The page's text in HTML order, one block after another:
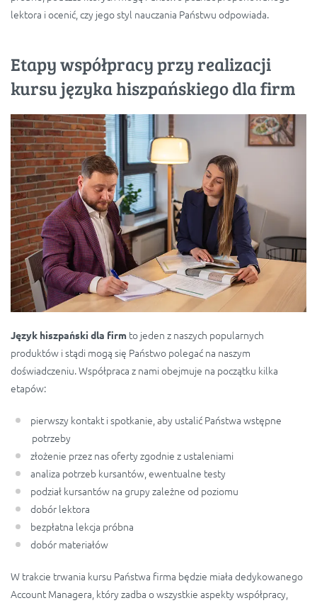
lektora i ocenić, czy jego styl nauczania Państwu odpowiada.
Etapy współpracy przy realizacji
kursu języka hiszpańskiego dla firm
Język hiszpański dla firm to jeden z naszych popularnych
produktów i stądi mogą się Państwo polegać na naszym
doświadczeniu. Współpraca z nami obejmuje na początku kilka
etapów:
pierwszy kontakt i spotkanie, aby ustalić Państwa wstępne
potrzeby
złożenie przez nas oferty zgodnie z ustaleniami
analiza potrzeb kursantów, ewentualne testy
podział kursantów na grupy zależne od poziomu
dobór lektora
bezpłatna lekcja próbna
dobór materiałów
W trakcie trwania kursu Państwa firma będzie miała dedykowanego
Account Managera, który zadba o wszystkie aspekty współpracy,